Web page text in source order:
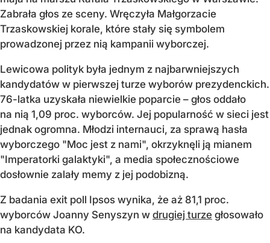
Zabrała głos ze sceny. Wręczyła Małgorzacie
Trzaskowskiej korale, które stały się symbolem
prowadzonej przez nią kampanii wyborczej.
Lewicowa polityk była jednym z najbarwniejszych
kandydatów w pierwszej turze wyborów prezydenckich.
76-latka uzyskała niewielkie poparcie – głos oddało
na nią 1,09 proc. wyborców. Jej popularność w sieci jest
jednak ogromna. Młodzi internauci, za sprawą hasła
wyborczego "Moc jest z nami", okrzyknęli ją mianem
"Imperatorki galaktyki", a media społecznościowe
dosłownie zalały memy z jej podobizną.
Z badania exit poll Ipsos wynika, że aż 81,1 proc.
wyborców Joanny Senyszyn w drugiej turze głosowało
na kandydata KO.